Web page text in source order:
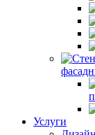
Услуги